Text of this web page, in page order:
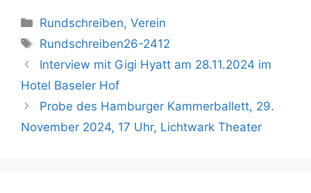
Kategorien
Rundschreiben,Verein
Schlagwörter
Rundschreiben26-2412
Interview mit Gigi Hyatt am 28.11.2024 im
Hotel Baseler Hof
Probe des Hamburger Kammerballett, 29.
November 2024, 17 Uhr, Lichtwark Theater